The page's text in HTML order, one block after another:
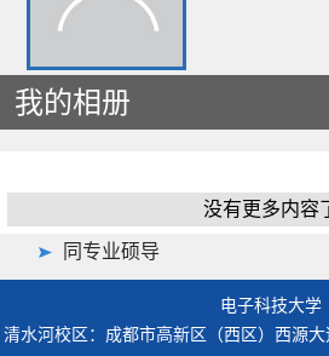
我的相册
没有更多内容
同专业硕导
电子科技大学
清水河校区：成都市高新区（西区）西源